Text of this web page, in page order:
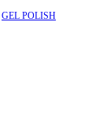
GEL POLISH